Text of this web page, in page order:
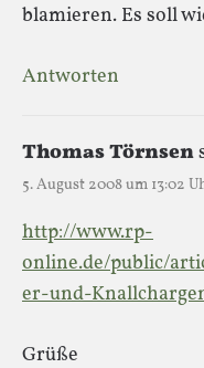
blamieren. Es soll
Antworten
Thomas Törnsen
5. August 2008 um 13:02
http://www.rp-
online.de/public/
er-und-
Grüße